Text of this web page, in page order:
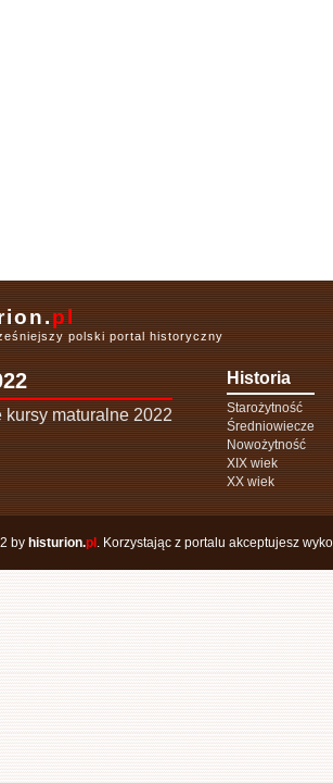
pl
polski portal historyczny
kursy maturalne 2022
Historia
Starożytność
Średniowiecze
Nowożytność
XIX wiek
XX wiek
by histurion.pl . Korzystając z portalu akceptujesz